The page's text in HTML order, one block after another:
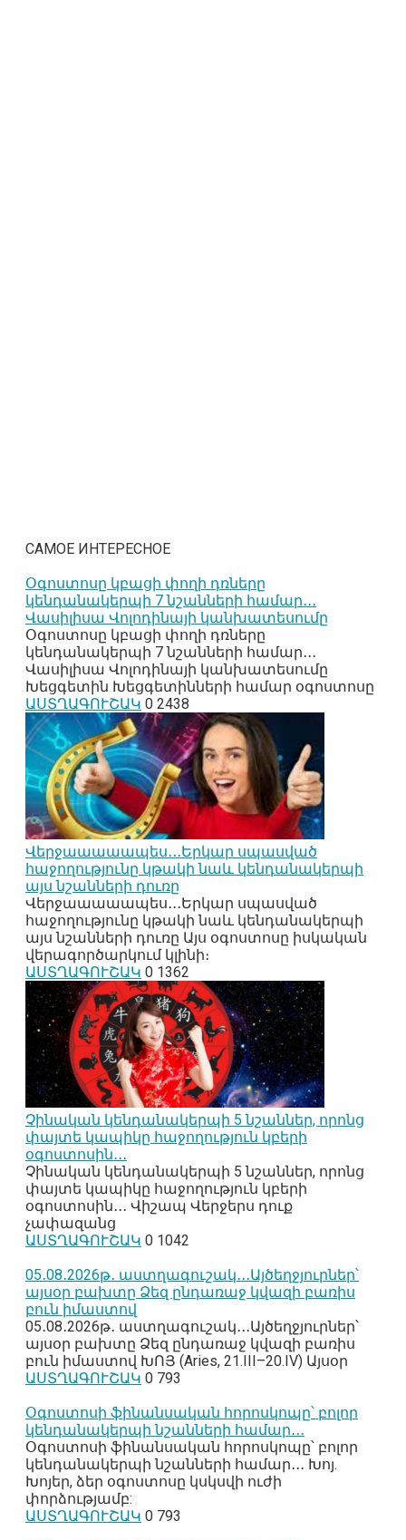
САМОЕ ИНТЕРЕСНОЕ
Օգոստոսը կբացի փողի դռները
կենդանակերպի 7 նշանների համար․․․
Վասիլիսա Վոլոդինայի կանխատեսումը
Օգոստոսը կբացի փողի դռները
կենդանակերպի 7 նշանների համար․․․
Վասիլիսա Վոլոդինայի կանխատեսումը
Խեցգետին Խեցգետինների համար օգոստոսը
ԱՍՏՂԱԳՈՒՇԱԿ 0 2438
Վերջաաաաապես․․․Երկար սպասված
հաջողությունը կթակի նաև կենդանակերպի
այս նշանների դուռը
Վերջաաաաապես․․․Երկար սպասված
հաջողությունը կթակի նաև կենդանակերպի
այս նշանների դուռը Այս օգոստոսը իսկական
վերագործարկում կլինի։
ԱՍՏՂԱԳՈՒՇԱԿ 0 1362
Չինական կենդանակերպի 5 նշաններ, որոնց
փայտե կապիկը հաջողություն կբերի
օգոստոսին․․․
Չինական կենդանակերպի 5 նշաններ, որոնց
փայտե կապիկը հաջողություն կբերի
օգոստոսին․․․ Վիշապ Վերջերս դուք
չափազանց
ԱՍՏՂԱԳՈՒՇԱԿ 0 1042
05․08․2026թ․ աստղագուշակ․․․Այծեղջյուրներ՝
այսօր բախտը Ձեզ ընդառաջ կվազի բառիս
բուն իմաստով
05․08․2026թ․ աստղագուշակ․․․Այծեղջյուրներ՝
այսօր բախտը Ձեզ ընդառաջ կվազի բառիս
բուն իմաստով ԽՈՅ (Aries, 21.III–20.IV) Այսօր
ԱՍՏՂԱԳՈՒՇԱԿ 0 793
Օգոստոսի ֆինանսական հորոսկոպը՝ բոլոր
կենդանակերպի նշանների համար․․․
Օգոստոսի ֆինանսական հորոսկոպը՝ բոլոր
կենդանակերպի նշանների համար․․․ Խոյ.
Խոյեր, ձեր օգոստոսը կսկսվի ուժի
փորձությամբ:
ԱՍՏՂԱԳՈՒՇԱԿ 0 793